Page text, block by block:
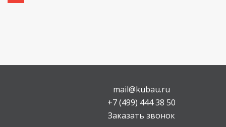
mail@kubau.ru
+7 (499) 444 38 50
Заказать звонок